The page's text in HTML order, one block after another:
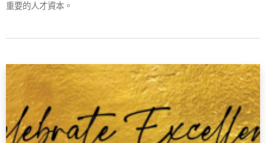
重要的人才資本。